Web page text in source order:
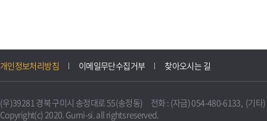
개인정보처리방침 이메일무단수집거부 찾아오시는 길
(우)39281 경북 구미시 송정대로 55(송정동) 전화 : (자금) 054-480-6133, (기타
Copyright(c) 2020. Gumi-si. all rights reserved.